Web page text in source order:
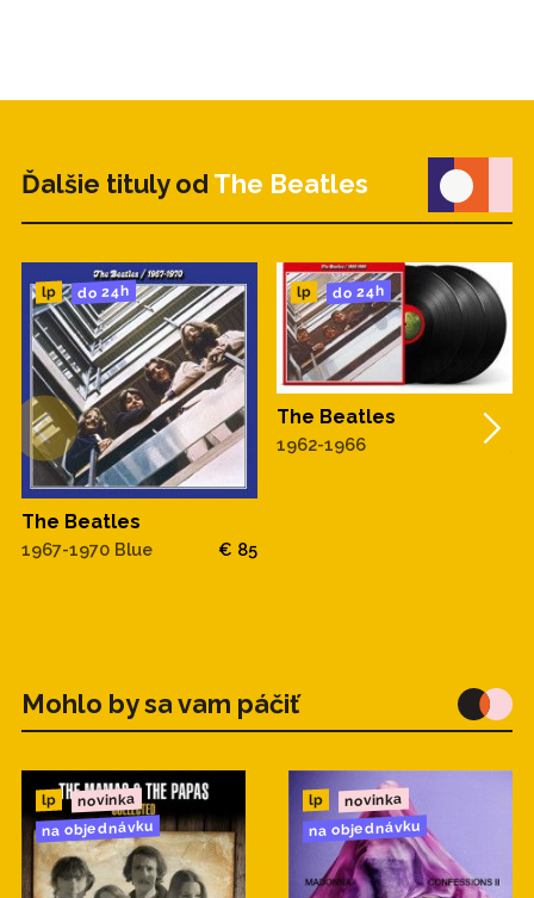
Ďalšie tituly od The Beatles
lp do 24h
The Beatles
1967-1970 Blue € 85
lp do 24h
The Beatles
1962-1966 € 85
Mohlo by sa vam páčiť
lp novinka
na objednávku
lp novinka
na objednávku